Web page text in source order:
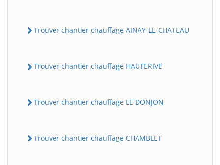
Trouver chantier chauffage AINAY-LE-CHATEAU
Trouver chantier chauffage HAUTERIVE
Trouver chantier chauffage LE DONJON
Trouver chantier chauffage CHAMBLET